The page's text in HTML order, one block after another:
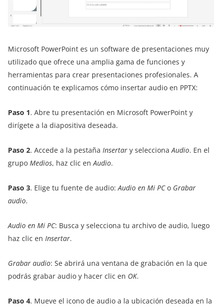
Microsoft PowerPoint es un software de presentaciones muy
utilizado que ofrece una amplia gama de funciones y
herramientas para crear presentaciones profesionales. A
continuación te explicamos cómo insertar audio en PPTX:
Paso 1. Abre tu presentación en Microsoft PowerPoint y
dirígete a la diapositiva deseada.
Paso 2. Accede a la pestaña Insertar y selecciona Audio. En el
grupo Medios, haz clic en Audio.
Paso 3. Elige tu fuente de audio: Audio en Mi PCo Grabar
audio.
Audio en Mi PC: Busca y selecciona tu archivo de audio, luego
haz clic en Insertar.
Grabar audio: Se abrirá una ventana de grabación en la que
podrás grabar audio y hacer clic en OK.
Paso 4. Mueve el icono de audio a la ubicación deseada en la